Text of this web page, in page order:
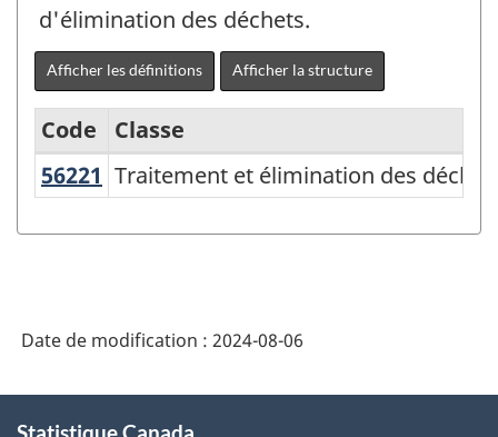
d'élimination des déchets.
Afficher les définitions Afficher la structure
Système
industries
l'Amérique
Code
Classe
56221 Traitement et élimination des
Traitement et élimination des
Date de modification : 2024-08-06
Statistique Canada